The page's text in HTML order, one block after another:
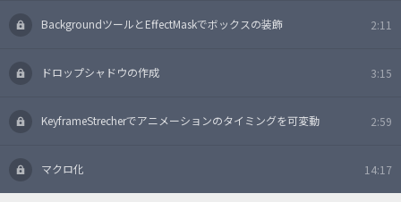
BackgroundツールとEffectMaskでボックスの装飾 2:11
ドロップシャドウの作成 3:15
KeyframeStrecherでアニメーションのタイミングを可変動 2:59
マクロ化 14:17